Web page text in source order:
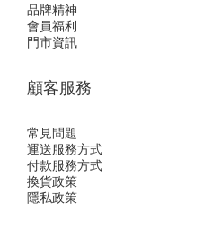
品牌精神
會員福利
門市資訊
顧客服務
常見問題
運送服務方式
付款服務方式
換貨政策
隱私政策